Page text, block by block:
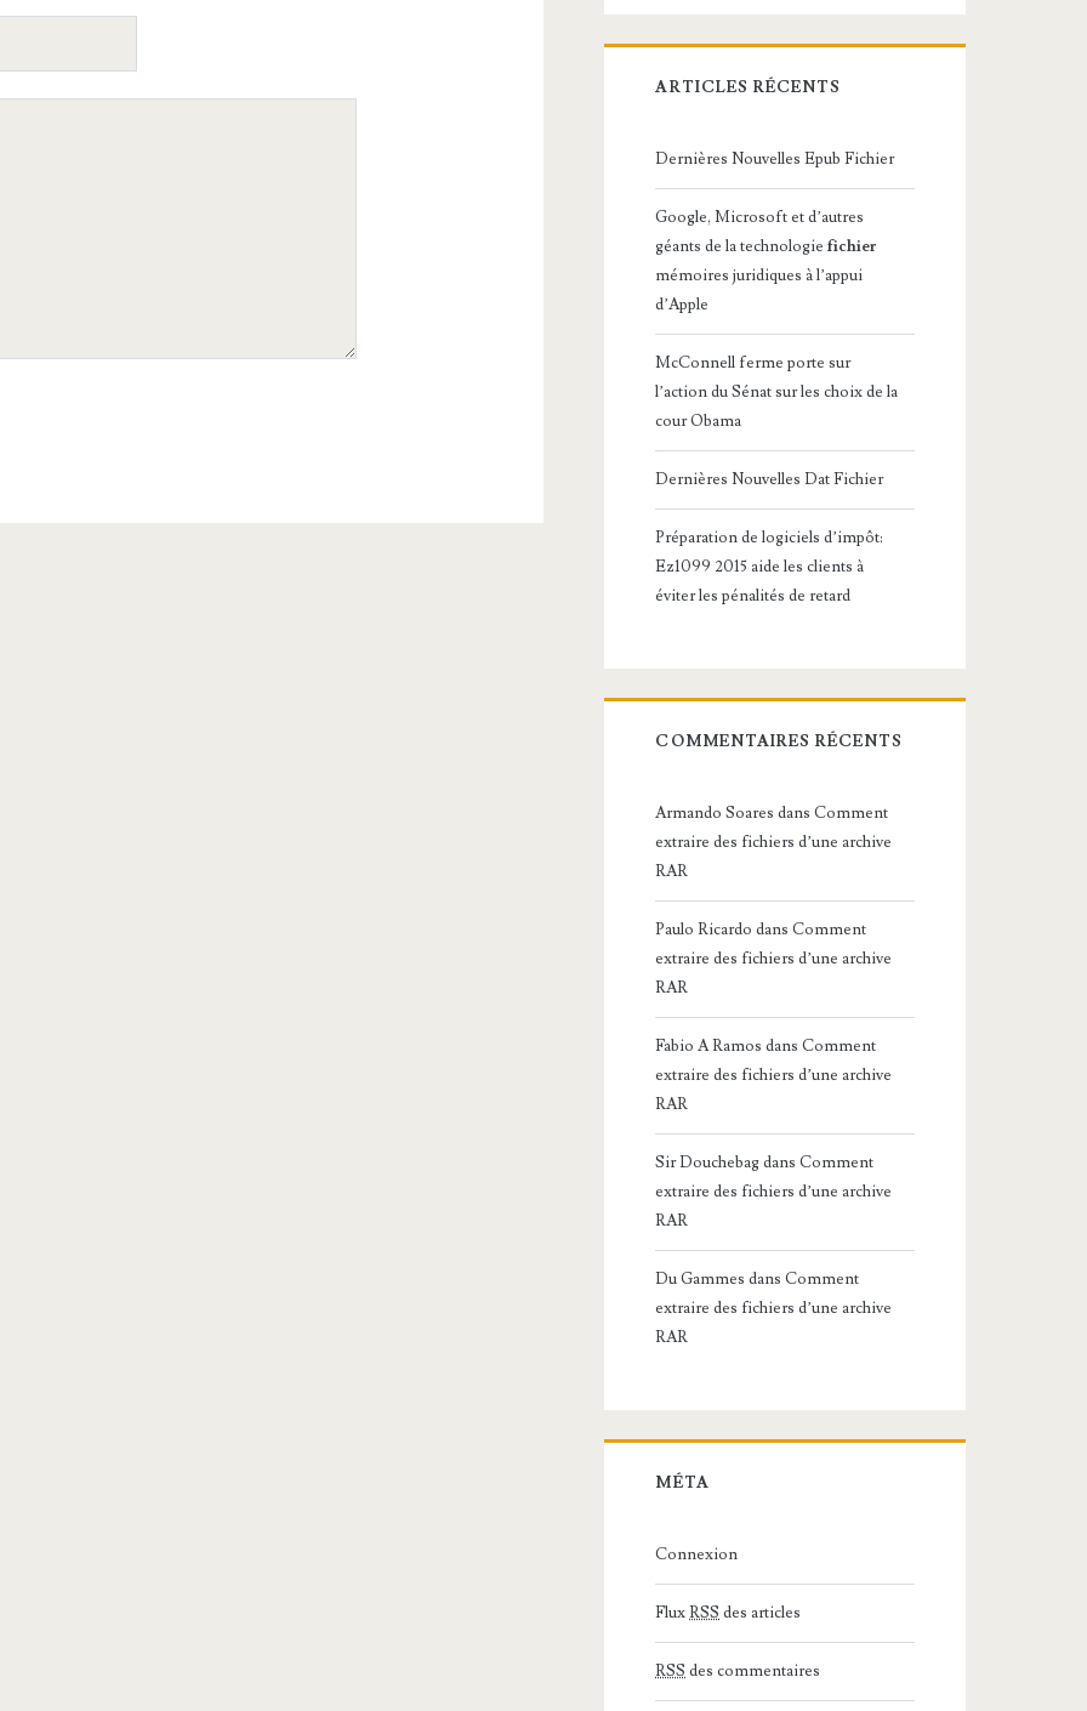
ARTICLES RÉCENTS
Dernières Nouvelles Epub Fichier
Google, Microsoft et d’autres
géants de la technologiefichier
mémoires juridiques à l’appui
d’Apple
McConnell ferme porte sur
l’action du Sénat sur les choix de la
cour Obama
Dernières Nouvelles Dat Fichier
Préparation de logiciels d’impôt:
Ez1099 2015 aide les clients à
éviter les pénalités de retard
COMMENTAIRES RÉCENTS
Armando Soares dansComment
extraire des fichiers d’une archive
RAR
Paulo Ricardo dansComment
extraire des fichiers d’une archive
RAR
Fabio A Ramos dansComment
extraire des fichiers d’une archive
RAR
Sir DouchebagdansComment
extraire des fichiers d’une archive
RAR
Du Gammes dansComment
extraire des fichiers d’une archive
RAR
MÉTA
Connexion
FluxRSS des articles
RSS des commentaires